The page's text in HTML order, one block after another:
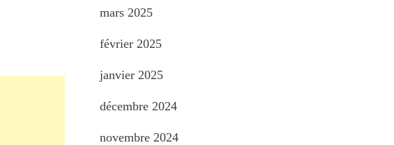
mars 2025
février 2025
janvier 2025
décembre 2024
novembre 2024